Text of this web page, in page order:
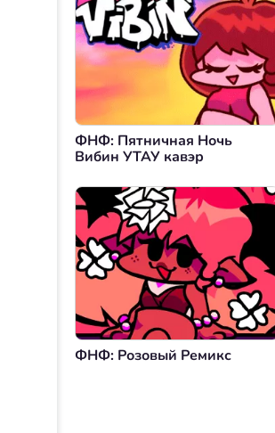
ФНФ: Пятничная Ночь
Вибин УТАУ кавэр
ФНФ: Розовый Ремикс